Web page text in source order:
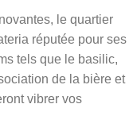
le quartier
réputée pour ses
tels que le basilic,
de la bière et
vibrer vos